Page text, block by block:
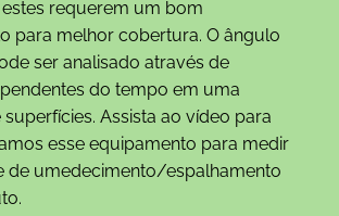
requerem um bom
para melhor cobertura. O ângulo
ser analisado através de
do tempo em uma
Assista ao vídeo para
esse equipamento para medir
de umedecimento/espalhamento